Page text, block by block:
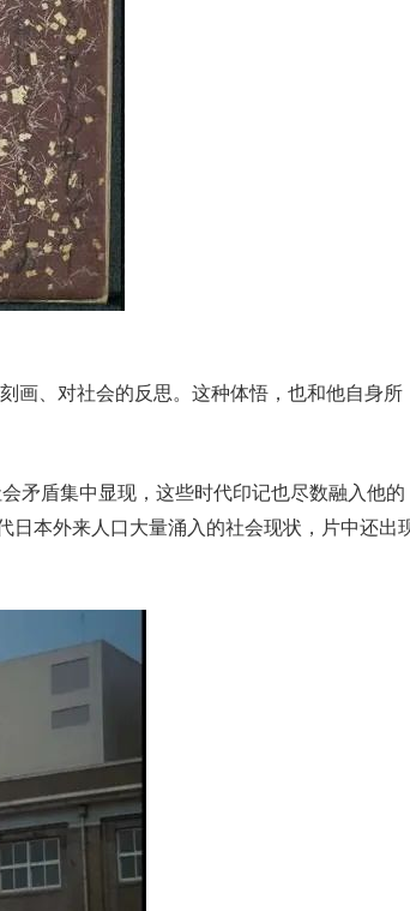
画、对社会的反思。这种体悟，也和他自身所
矛盾集中显现，这些时代印记也尽数融入他的
日本外来人口大量涌入的社会现状，片中还出